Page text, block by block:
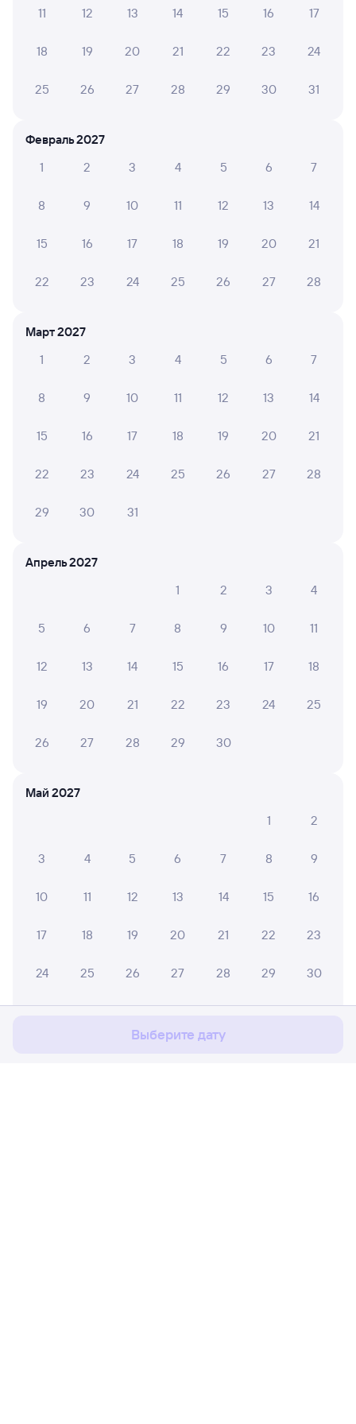
следования РЖД из Выдрино в Канаш-1. Будьте
внимательны, график может быть скорректирован. На сайте
поездов в 2026 году.
Подробнее о покупке билетов РЖД
По данному маршруту курсирует 0 поездов.
Инструкция по приобретению билетов
Обратные билеты из Выдрино в Канаш-1
Купить жд билеты Канаш
Мы используем cookies для более удобной работы
11 12 13 14 15 16 17
18 19 20 21 22 23 24
25 26 27 28 29 30 31
Февраль 2027
1
2 3 4 5 6 7
8 9 10 11 12 13 14
15 16 17 18 19 20 21
22 23 24 25 26 27 28
Март 2027
1
2 3 4 5 6 7
8 9 10 11 12 13 14
15 16 17 18 19 20 21
22 23 24 25 26 27 28
29 30 31
Апрель 2027
1
2 3 4
5 6 7 8 9 10 11
12 13 14 15 16 17 18
19 20 21 22 23 24 25
26 27 28 29 30
Май 2027
1
2
3 4 5 6 7 8 9
10 11 12 13 14 15 16
17 18 19 20 21 22 23
24 25 26 27 28 29 30
Выберите дату